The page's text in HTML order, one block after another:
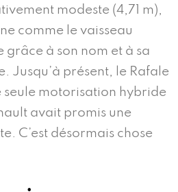
modeste (4,71 m),
comme le vaisseau
à son nom et à sa
Jusqu’à présent, le Rafale
seule motorisation hybride
avait promis une
C’est désormais chose